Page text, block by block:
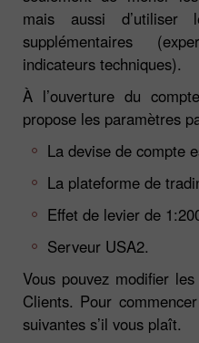
mais aussi d’utiliser
supplémentaires
indicateurs techniques).
À l’ouverture du
propose les paramètres
La devise de compte
La plateforme de
Effet de levier de
Serveur USA2.
Vous pouvez modifier
Clients. Pour
suivantes s’il vous plaît.